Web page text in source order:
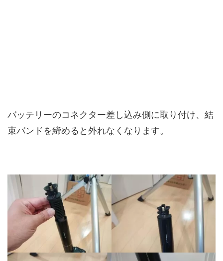
バッテリーのコネクター差し込み側に取り付け、結
束バンドを締めると外れなくなります。